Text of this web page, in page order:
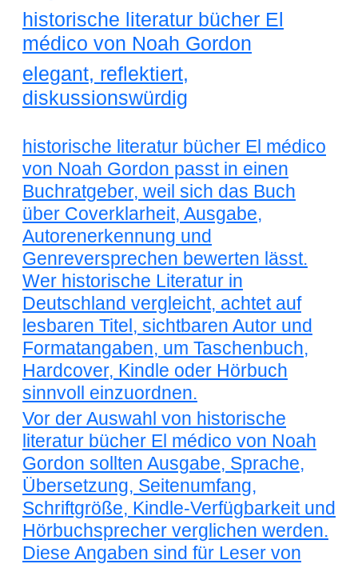
historische literatur bücher El
médico von Noah Gordon
elegant, reflektiert,
diskussionswürdig
historische literatur bücher El médico
von Noah Gordon passt in einen
Buchratgeber, weil sich das Buch
über Coverklarheit, Ausgabe,
Autorenerkennung und
Genreversprechen bewerten lässt.
Wer historische Literatur in
Deutschland vergleicht, achtet auf
lesbaren Titel, sichtbaren Autor und
Formatangaben, um Taschenbuch,
Hardcover, Kindle oder Hörbuch
sinnvoll einzuordnen.
Vor der Auswahl von historische
literatur bücher El médico von Noah
Gordon sollten Ausgabe, Sprache,
Übersetzung, Seitenumfang,
Schriftgröße, Kindle-Verfügbarkeit und
Hörbuchsprecher verglichen werden.
Diese Angaben sind für Leser von